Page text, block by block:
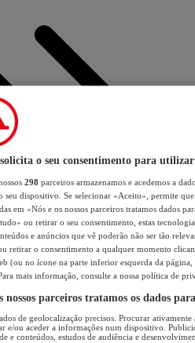
o seu consentimento para utilizar
298 parceiros armazenamos e acedemos a
seu dispositivo. Se selecionar «Aceito», permite
em «Nós e os nossos parceiros tratamos dados
ou retirar o seu consentimento, estas
e anúncios que vê poderão não ser tão
retirar o consentimento a qualquer momento
(ou no ícone na parte inferior esquerda da página,
mais informação, consulte a nossa política de
nossos parceiros tratamos os dados
de geolocalização precisos. Procurar
e/ou aceder a informações num dispositivo.
e conteúdos, estudos de audiência e